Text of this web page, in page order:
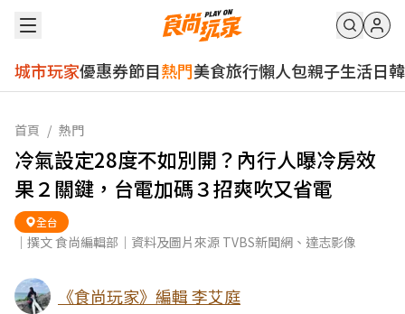
城市玩家優惠券節目熱門美食旅行懶人包親子生活日韓
首頁 / 熱門
冷氣設定28度不如別開？內行人曝冷房效
果２關鍵，台電加碼３招爽吹又省電
全台
｜撰文 食尚編輯部｜資料及圖片來源 TVBS新聞網、達志影像
《食尚玩家》編輯 李艾庭